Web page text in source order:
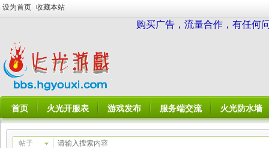
设为首页 收藏本站
购买广告，流量合作，有任何
首页 火光开服表 游戏发布 服务端交流 火光防水墙
帖子